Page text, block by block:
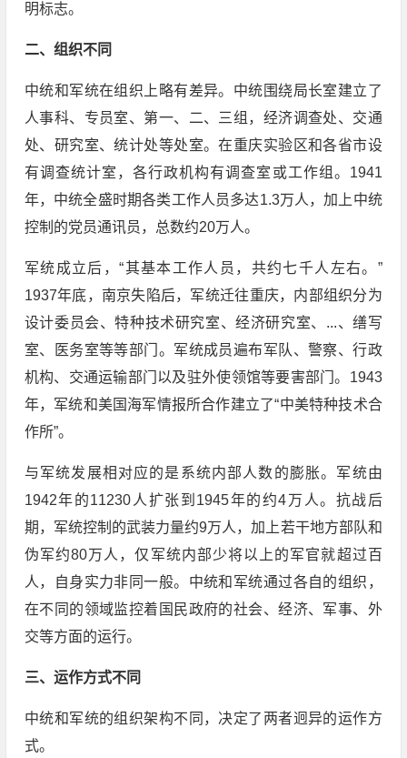
明标志。
二、组织不同
中统和军统在组织上略有差异。中统围绕局长室建立了
人事科、专员室、第一、二、三组，经济调查处、交通
处、研究室、统计处等处室。在重庆实验区和各省市设
有调查统计室，各行政机构有调查室或工作组。1941
年，中统全盛时期各类工作人员多达1.3万人，加上中统
控制的党员通讯员，总数约20万人。
军统成立后，“其基本工作人员，共约七千人左右。”
1937年底，南京失陷后，军统迁往重庆，内部组织分为
设计委员会、特种技术研究室、经济研究室、...、缮写
室、医务室等等部门。军统成员遍布军队、警察、行政
机构、交通运输部门以及驻外使领馆等要害部门。1943
年，军统和美国海军情报所合作建立了“中美特种技术合
作所”。
与军统发展相对应的是系统内部人数的膨胀。军统由
1942年的11230人扩张到1945年的约4万人。抗战后
期，军统控制的武装力量约9万人，加上若干地方部队和
伪军约80万人，仅军统内部少将以上的军官就超过百
人，自身实力非同一般。中统和军统通过各自的组织，
在不同的领域监控着国民政府的社会、经济、军事、外
交等方面的运行。
三、运作方式不同
中统和军统的组织架构不同，决定了两者迥异的运作方
式。